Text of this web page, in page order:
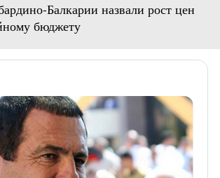
Балкарии назвали рост цен
бюджету